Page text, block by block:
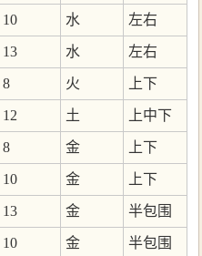
10 水 左右
13 水 左右
8 火 上下
12 土 上中下
8 金 上下
10 金 上下
13 金 半包围
10 金 半包围